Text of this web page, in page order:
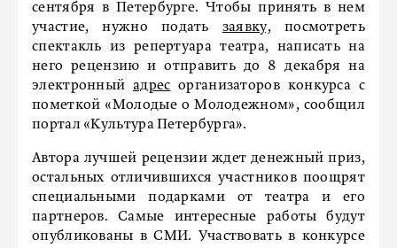
сентября в Петербурге. Чтобы принять в нем
участие, нужно подать заявку,посмотреть
спектакль из репертуара театра, написать на
него рецензию и отправить до 8 декабря на
электронный адрес организаторов конкурса с
пометкой «Молодые о Молодежном», сообщил
портал «Культура Петербурга».
Автора лучшей рецензии ждет денежный приз,
остальных отличившихся участников поощрят
специальными подарками от театра и его
партнеров. Самые интересные работы будут
опубликованы в СМИ. Участвовать в конкурсе